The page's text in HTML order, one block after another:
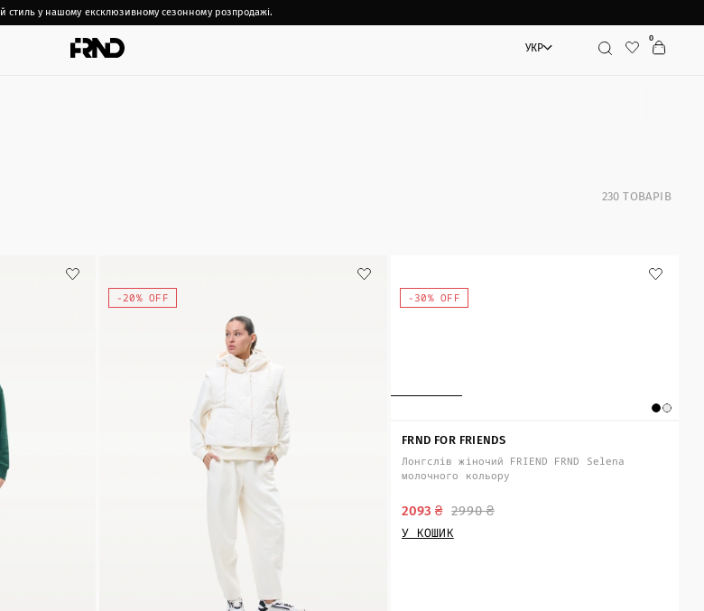
стиль у нашому ексклюзивному сезонному розпродажі.
УКР Пошук
0
230 ТОВАРІВ
-20% OFF -30% OFF
FRND FOR FRIENDS
Лонгслів жіночий FRIEND FRND Selena
молочного кольору
2990 ₴
2093 ₴
У КОШИК